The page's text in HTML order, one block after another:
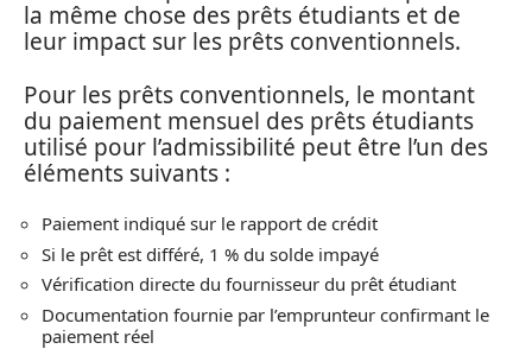
la même chose des prêts étudiants et de
leur impact sur les prêts conventionnels.
Pour les prêts conventionnels, le montant
du paiement mensuel des prêts étudiants
utilisé pour l’admissibilité peut être l’un des
éléments suivants :
Paiement indiqué sur le rapport de crédit
Si le prêt est différé, 1 % du solde impayé
Vérification directe du fournisseur du prêt étudiant
Documentation fournie par l’emprunteur confirmant le
paiement réel